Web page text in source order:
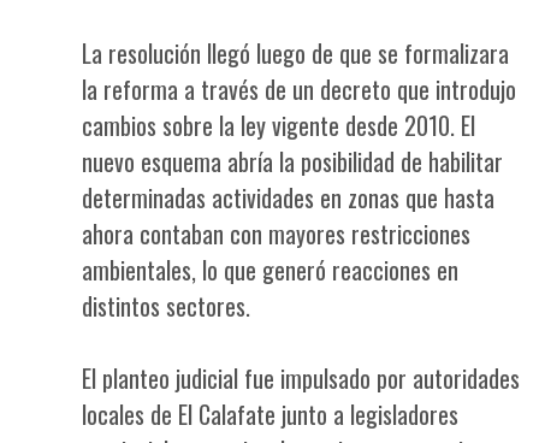
La resolución llegó luego de que se formalizara
la reforma a través de un decreto que introdujo
cambios sobre la ley vigente desde 2010. El
nuevo esquema abría la posibilidad de habilitar
determinadas actividades en zonas que hasta
ahora contaban con mayores restricciones
ambientales, lo que generó reacciones en
distintos sectores.
El planteo judicial fue impulsado por autoridades
locales de El Calafate junto a legisladores